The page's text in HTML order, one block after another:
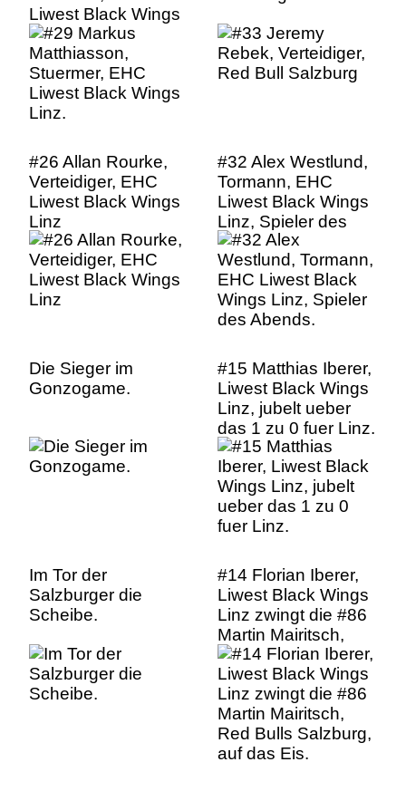
Liwest Black Wings
Linz.
#26 Allan Rourke,
Verteidiger, EHC
Liwest Black Wings
Linz
#32 Alex Westlund,
Tormann, EHC
Liwest Black Wings
Linz, Spieler des
Abends.
Die Sieger im
Gonzogame.
#15 Matthias Iberer,
Liwest Black Wings
Linz, jubelt ueber
das 1 zu 0 fuer Linz.
Im Tor der
Salzburger die
Scheibe.
#14 Florian Iberer,
Liwest Black Wings
Linz zwingt die #86
Martin Mairitsch,
Red Bulls Salzburg,
auf das Eis.